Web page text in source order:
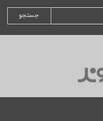
جستجو